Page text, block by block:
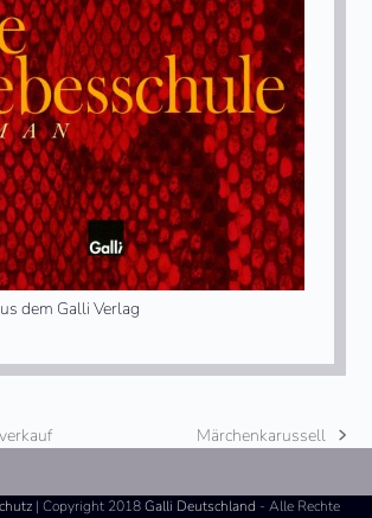
dem Galli Verlag
Nächster
Märchenkarussell
| Copyright 2018Galli Deutschland - Alle Rechte